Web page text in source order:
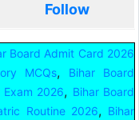
Follow
Board Admit Card 2026
MCQs,
Bihar Board
2026, Bihar Board
Routine 2026, Bihar